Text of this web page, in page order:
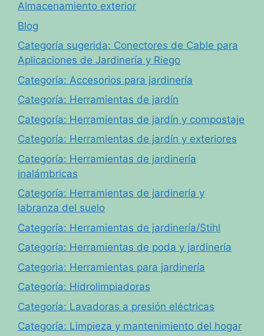
Almacenamiento exterior
Blog
Categoría sugerida: Conectores de Cable para
Aplicaciones de Jardinería y Riego
Categoría: Accesorios para jardinería
Categoría: Herramientas de jardín
Categoría: Herramientas de jardín y compostaje
Categoría: Herramientas de jardín y exteriores
Categoría: Herramientas de jardinería
inalámbricas
Categoría: Herramientas de jardinería y
labranza del suelo
Categoría: Herramientas de jardinería/Stihl
Categoría: Herramientas de poda y jardinería
Categoria: Herramientas para jardinería
Categoría: Hidrolimpiadoras
Categoría: Lavadoras a presión eléctricas
Categoría: Limpieza y mantenimiento del hogar